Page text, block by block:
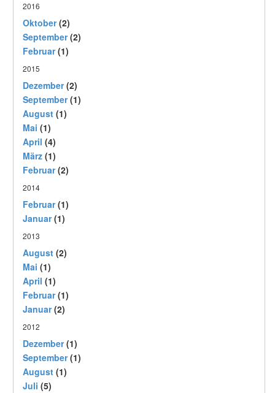
2016
Oktober(2)
September(2)
Februar(1)
2015
Dezember(2)
September(1)
August (1)
Mai (1)
April (4)
März (1)
Februar(2)
2014
Februar(1)
Januar(1)
2013
August (2)
Mai (1)
April (1)
Februar(1)
Januar(2)
2012
Dezember(1)
September(1)
August (1)
Juli (5)